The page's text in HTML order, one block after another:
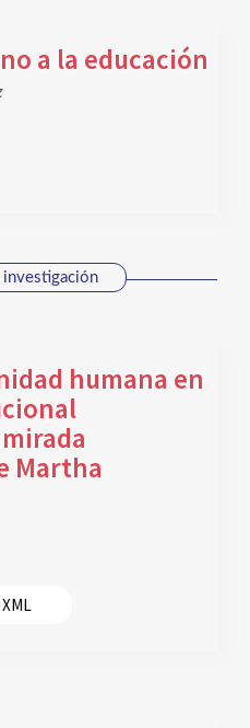
a la educación
humana en
Martha
XML